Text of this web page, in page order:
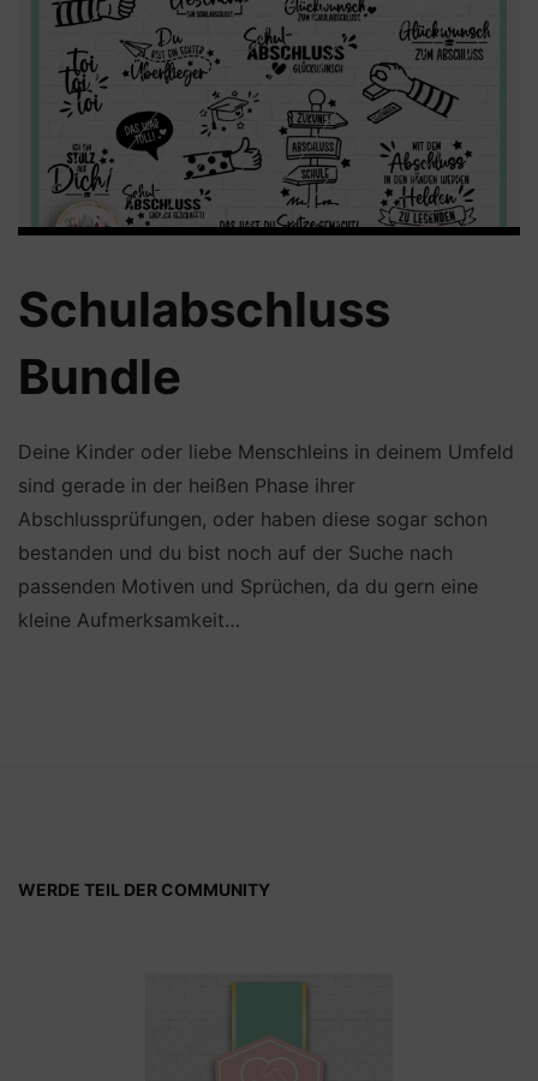
Schulabschluss
Bundle
Deine Kinder oder liebe Menschleins in deinem Umfeld
sind gerade in der heißen Phase ihrer
Abschlussprüfungen, oder haben diese sogar schon
bestanden und du bist noch auf der Suche nach
passenden Motiven und Sprüchen, da du gern eine
kleine Aufmerksamkeit…
WERDE TEIL DER COMMUNITY